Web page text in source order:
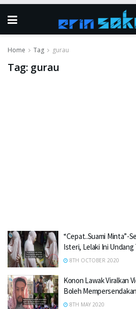
Home Tag gurau
Tag: gurau
“Cepat..Suami Minta”-
Isteri, Lelaki Ini Undang
8TH OCTOBER 2020
Konon Lawak Viralkan
Boleh
8TH MAY 2020